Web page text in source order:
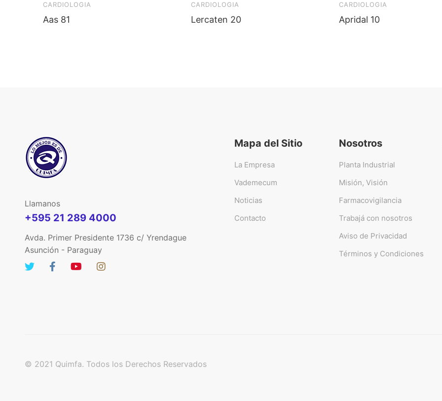
CARDIOLOGIA
Aas 81
CARDIOLOGIA
Lercaten 20
CARDIOLOGIA
Apridal 10
Llamanos
+595 21 289 4000
Avda. Primer Presidente 1736 c/ Yrendague
Asunción - Paraguay
Mapa del Sitio
La Empresa
Vademecum
Noticias
Contacto
Nosotros
Planta Industrial
Misión, Visión
Farmacovigilancia
Trabajá con nosotros
Aviso de Privacidad
Términos y Condiciones
© 2021 Quimfa. Todos los Derechos Reservados